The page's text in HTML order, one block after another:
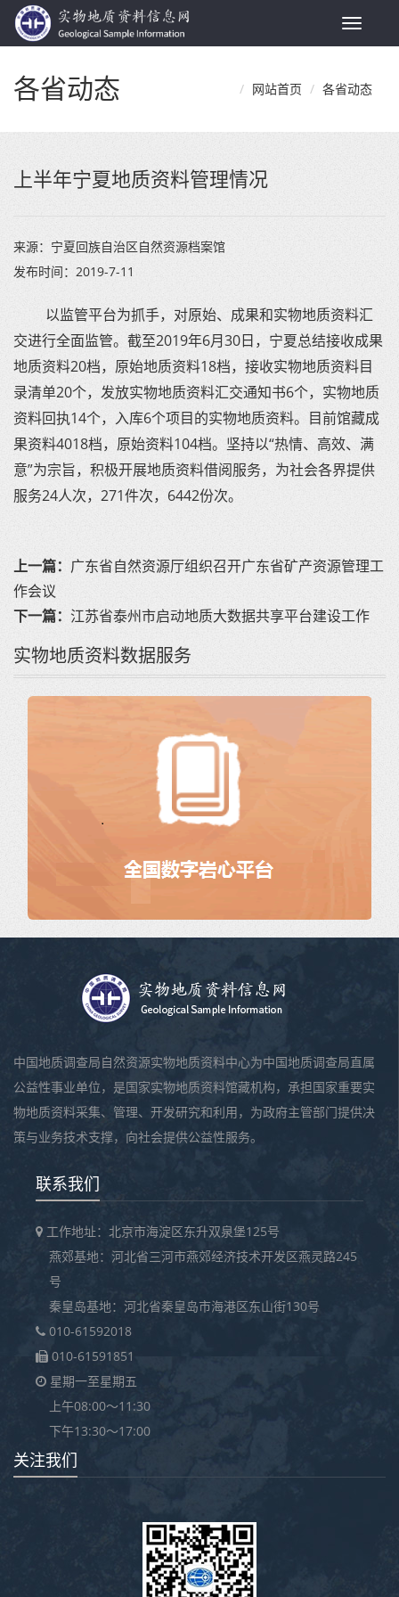
Toggle
各省动态 网站首页 各省动态
上半年宁夏地质资料管理情况
来源： 宁夏回族自治区自然资源档案馆
发布时间： 2019-7-11
以监管平台为抓手，对原始、成果和实物地质资料汇
交进行全面监管。截至2019年6月30日，宁夏总结接收成果
地质资料20档，原始地质资料18档，接收实物地质资料目
录清单20个，发放实物地质资料汇交通知书6个，实物地质
资料回执14个，入库6个项目的实物地质资料。目前馆藏成
果资料4018档，原始资料104档。坚持以“热情、高效、满
意”为宗旨，积极开展地质资料借阅服务，为社会各界提供
服务24人次，271件次，6442份次。
上一篇： 广东省自然资源厅组织召开广东省矿产资源管理工
作会议
下一篇： 江苏省泰州市启动地质大数据共享平台建设工作
实物地质资料数据服务
中国地质调查局自然资源实物地质资料中心为中国地质调查局直属
公益性事业单位，是国家实物地质资料馆藏机构，承担国家重要实
物地质资料采集、管理、开发研究和利用，为政府主管部门提供决
策与业务技术支撑，向社会提供公益性服务。
联系我们
工作地址：北京市海淀区东升双泉堡125号
燕郊基地：河北省三河市燕郊经济技术开发区燕灵路245
号
秦皇岛基地：河北省秦皇岛市海港区东山街130号
010-61592018
010-61591851
星期一至星期五
上午08:00～11:30
下午13:30～17:00
关注我们